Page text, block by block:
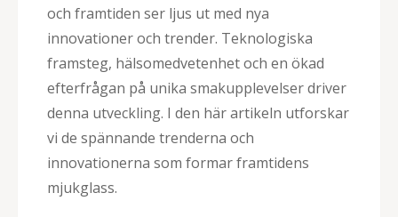
och framtiden ser ljus ut med nya
innovationer och trender. Teknologiska
framsteg, hälsomedvetenhet och en ökad
efterfrågan på unika smakupplevelser driver
denna utveckling. I den här artikeln utforskar
vi de spännande trenderna och
innovationerna som formar framtidens
mjukglass.